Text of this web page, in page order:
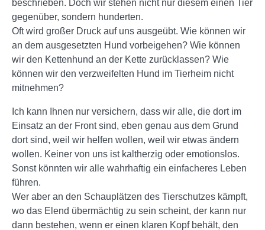
beschrieben. Doch wir stehen nicht nur diesem einen Tier
gegenüber, sondern hunderten.
Oft wird großer Druck auf uns ausgeübt. Wie können wir
an dem ausgesetzten Hund vorbeigehen? Wie können
wir den Kettenhund an der Kette zurücklassen? Wie
können wir den verzweifelten Hund im Tierheim nicht
mitnehmen?
Ich kann Ihnen nur versichern, dass wir alle, die dort im
Einsatz an der Front sind, eben genau aus dem Grund
dort sind, weil wir helfen wollen, weil wir etwas ändern
wollen. Keiner von uns ist kaltherzig oder emotionslos.
Sonst könnten wir alle wahrhaftig ein einfacheres Leben
führen.
Wer aber an den Schauplätzen des Tierschutzes kämpft,
wo das Elend übermächtig zu sein scheint, der kann nur
dann bestehen, wenn er einen klaren Kopf behält, den